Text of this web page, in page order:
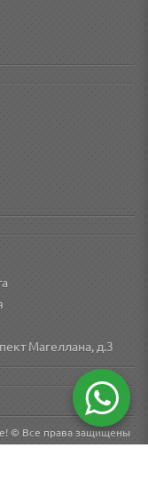
Магеллана, д.3
© Все права защищены